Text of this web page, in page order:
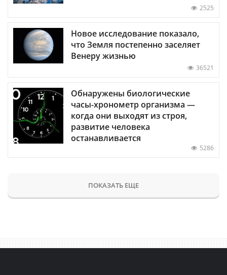
2525
Новое исследование показало,
что Земля постепенно заселяет
Венеру жизнью
36521
Обнаружены биологические
часы-хронометр организма —
когда они выходят из строя,
развитие человека
останавливается
5286
ПОКАЗАТЬ ЕЩЕ